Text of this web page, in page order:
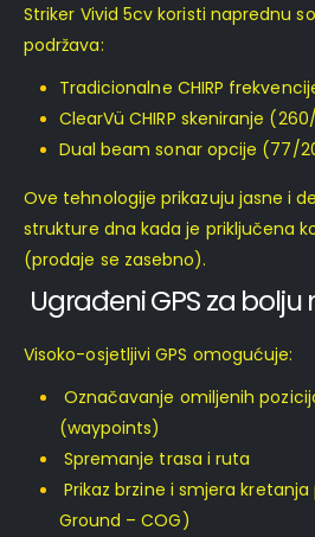
Striker Vivid 5cv koristi naprednu
podržava:
Tradicionalne CHIRP
ClearVü CHIRP skeniranje
Dual beam sonar opcije (77/
Ove tehnologije prikazuju jasne i
strukture dna kada je priključena
(prodaje se zasebno).
Ugrađeni GPS za
Visoko-osjetljivi GPS omogućuje:
Označavanje omiljenih
(waypoints)
Spremanje trasa i ruta
Prikaz brzine i smjera
Ground – COG)